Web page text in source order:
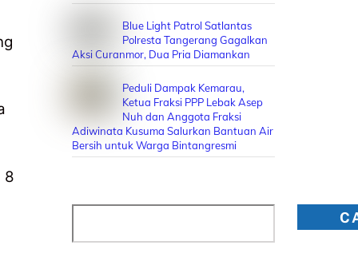
8
Blue Light Patrol Satlantas
Polresta Tangerang Gagalkan
Aksi Curanmor, Dua Pria Diamankan
Peduli Dampak Kemarau,
Ketua Fraksi PPP Lebak Asep
Nuh dan Anggota Fraksi
Adiwinata Kusuma Salurkan Bantuan Air
Bersih untuk Warga Bintangresmi